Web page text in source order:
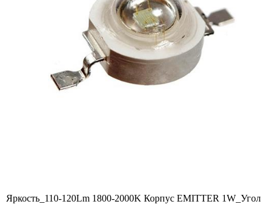
Яркость_110-120Lm 1800-2000K Корпус EMITTER 1W_Угол